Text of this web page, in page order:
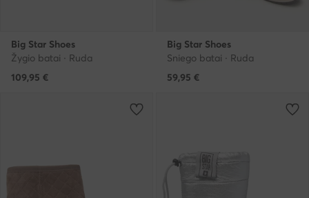
Big Star Shoes
Žygio batai · Ruda
109,95 €
Big Star Shoes
Sniego batai · Ruda
59,95 €